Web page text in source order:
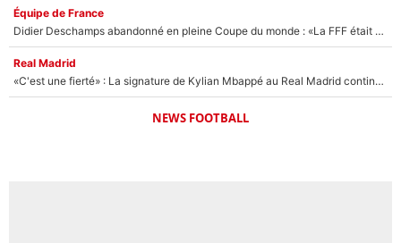
Équipe de France
Didier Deschamps abandonné en pleine Coupe du monde : «La FFF était déjà passée à Zinedine Zidane»
Real Madrid
«C'est une fierté» : La signature de Kylian Mbappé au Real Madrid continue de régaler l'Espagne
NEWS FOOTBALL